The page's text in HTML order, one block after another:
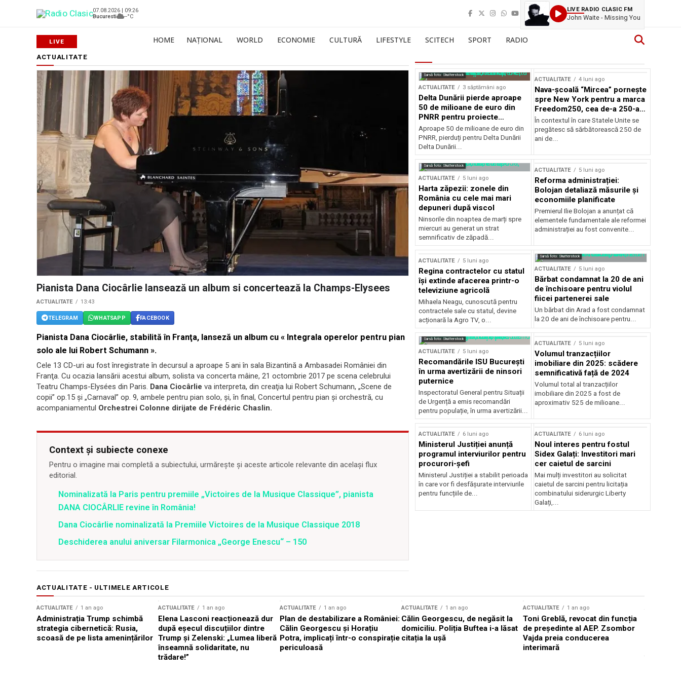
07.08.2026 | 09:26
Bucuresti
--°C
LIVE RADIO CLASIC FM
John Waite - Missing You
HOME NAȚIONAL WORLD ECONOMIE CULTURĂ LIFESTYLE SCITECH SPORT RADIO
ACTUALITATE
Pianista Dana Ciocârlie lansează un album si concertează la Champs-Elysees
ACTUALITATE 13:43
TELEGRAM WHATSAPP FACEBOOK
Pianista Dana Ciocârlie, stabilită în Franţa, lanseză un album cu « Integrala operelor pentru pian
solo ale lui Robert Schumann ».
Cele 13 CD-uri au fost înregistrate în decursul a aproape 5 ani în sala Bizantină a Ambasadei României din
Franţa. Cu ocazia lansării acestui album, solista va concerta mâine, 21 octombrie 2017 pe scena celebrului
Teatru Champs-Elysées din Paris. Dana Ciocârlie va interpreta, din creaţia lui Robert Schumann, „Scene de
copii” op.15 şi „Carnaval” op. 9, ambele pentru pian solo, şi, în final, Concertul pentru pian şi orchestră, cu
acompaniamentul Orchestrei Colonne dirijate de Frédéric Chaslin.
Context și subiecte conexe
Pentru o imagine mai completă a subiectului, urmărește și aceste articole relevante din același flux
editorial.
Nominalizată la Paris pentru premiile „Victoires de la Musique Classique”, pianista
DANA CIOCÂRLIE revine în România!
Dana Ciocârlie nominalizată la Premiile Victoires de la Musique Classique 2018
Deschiderea anului aniversar Filarmonica „George Enescu“ – 150
Sursă foto: Shutterstock
ACTUALITATE 3 săptămâni ago
Delta Dunării pierde aproape
50 de milioane de euro din
PNRR pentru proiecte
esențiale
Aproape 50 de milioane de euro din
PNRR, pierduți pentru Delta Dunării
Delta Dunării...
ACTUALITATE 4 luni ago
Nava-școală “Mircea” pornește
spre New York pentru a marca
Freedom250, cea de-a 250-a
aniversare a Statelor Unite
În contextul în care Statele Unite se
pregătesc să sărbătorească 250 de
ani de...
Sursă foto: Shutterstock
ACTUALITATE 5 luni ago
Harta zăpezii: zonele din
România cu cele mai mari
depuneri după viscol
Ninsorile din noaptea de marți spre
miercuri au generat un strat
semnificativ de zăpadă...
ACTUALITATE 5 luni ago
Reforma administrației:
Bolojan detaliază măsurile și
economiile planificate
Premierul Ilie Bolojan a anunțat că
elementele fundamentale ale reformei
administrației au fost convenite...
ACTUALITATE 5 luni ago
Regina contractelor cu statul
își extinde afacerea printr-o
televiziune agricolă
Mihaela Neagu, cunoscută pentru
contractele sale cu statul, devine
acționară la Agro TV, o...
Sursă foto: Shutterstock
ACTUALITATE 5 luni ago
Bărbat condamnat la 20 de ani
de închisoare pentru violul
fiicei partenerei sale
Un bărbat din Arad a fost condamnat
la 20 de ani de închisoare pentru...
Sursă foto: Shutterstock
ACTUALITATE 5 luni ago
Recomandările ISU București
în urma avertizării de ninsori
puternice
Inspectoratul General pentru Situații
de Urgență a emis recomandări
pentru populație, în urma avertizării...
ACTUALITATE 5 luni ago
Volumul tranzacțiilor
imobiliare din 2025: scădere
semnificativă față de 2024
Volumul total al tranzacțiilor
imobiliare din 2025 a fost de
aproximativ 525 de milioane...
ACTUALITATE 6 luni ago
Ministerul Justiției anunță
programul interviurilor pentru
procurori-șefi
Ministerul Justiției a stabilit perioada
în care vor fi desfășurate interviurile
pentru funcțiile de...
ACTUALITATE 6 luni ago
Noul interes pentru fostul
Sidex Galați: Investitori mari
cer caietul de sarcini
Mai mulți investitori au solicitat
caietul de sarcini pentru licitația
combinatului siderurgic Liberty
Galați,...
ACTUALITATE - ULTIMELE ARTICOLE
ACTUALITATE 1 an ago
Administrația Trump schimbă
strategia cibernetică: Rusia,
scoasă de pe lista amenințărilor
ACTUALITATE 1 an ago
Elena Lasconi reacționează dur
după eșecul discuțiilor dintre
Trump și Zelenski: „Lumea liberă
înseamnă solidaritate, nu
trădare!”
ACTUALITATE 1 an ago
Plan de destabilizare a României:
Călin Georgescu și Horațiu
Potra, implicați într-o conspirație
periculoasă
ACTUALITATE 1 an ago
Călin Georgescu, de negăsit la
domiciliu. Poliția Buftea i-a lăsat
citația la ușă
ACTUALITATE 1 an ago
Toni Greblă, revocat din funcția
de președinte al AEP. Zsombor
Vajda preia conducerea
interimară